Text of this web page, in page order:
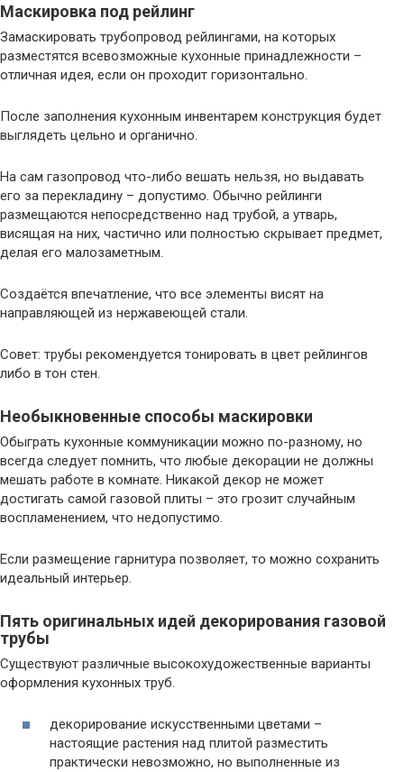
Маскировка под рейлинг
Замаскировать трубопровод рейлингами, на которых
разместятся всевозможные кухонные принадлежности –
отличная идея, если он проходит горизонтально.
После заполнения кухонным инвентарем конструкция будет
выглядеть цельно и органично.
На сам газопровод что-либо вешать нельзя, но выдавать
его за перекладину – допустимо. Обычно рейлинги
размещаются непосредственно над трубой, а утварь,
висящая на них, частично или полностью скрывает предмет,
делая его малозаметным.
Создаётся впечатление, что все элементы висят на
направляющей из нержавеющей стали.
Совет: трубы рекомендуется тонировать в цвет рейлингов
либо в тон стен.
Необыкновенные способы маскировки
Обыграть кухонные коммуникации можно по-разному, но
всегда следует помнить, что любые декорации не должны
мешать работе в комнате. Никакой декор не может
достигать самой газовой плиты – это грозит случайным
воспламенением, что недопустимо.
Если размещение гарнитура позволяет, то можно сохранить
идеальный интерьер.
Пять оригинальных идей декорирования газовой
трубы
Существуют различные высокохудожественные варианты
оформления кухонных труб.
декорирование искусственными цветами –
настоящие растения над плитой разместить
практически невозможно, но выполненные из